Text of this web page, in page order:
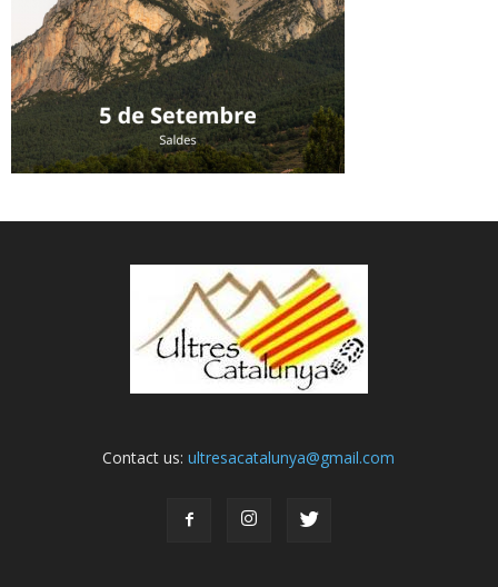
Contact us:ultresacatalunya@gmail.com